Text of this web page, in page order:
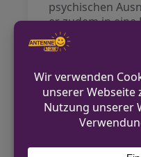
psychischen
er zudem in eine
eingewiesen.
blieben
Feuerwehr
zu erheblichen
Bahnverkehr
Ermittlungen
Bahnverkehrs